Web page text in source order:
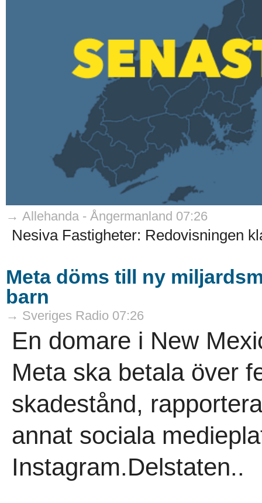
→ Allehanda - Ångermanland 07:26
Nesiva Fastigheter: Redovisningen
Meta döms till ny
barn
→ Sveriges Radio 07:26
En domare i New
Meta ska betala över
skadestånd,
annat sociala
Instagram.Delstaten..